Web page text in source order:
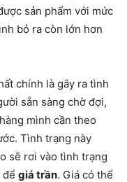
sản phẩm với mức
bỏ ra còn lớn hơn
chính là gây ra tình
sẵn sàng chờ đợi,
mình cần theo
Tình trạng này
sẽ rơi vào tình trạng
để giá trần. Giá có thể